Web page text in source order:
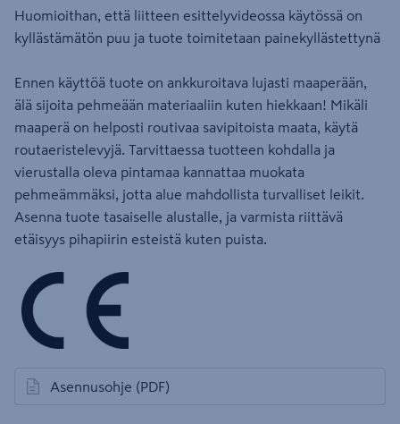
Huomioithan, että liitteen esittelyvideossa käytössä on
kyllästämätön puu ja tuote toimitetaan painekyllästettynä
Ennen käyttöä tuote on ankkuroitava lujasti maaperään,
älä sijoita pehmeään materiaaliin kuten hiekkaan! Mikäli
maaperä on helposti routivaa savipitoista maata, käytä
routaeristelevyjä. Tarvittaessa tuotteen kohdalla ja
vierustalla oleva pintamaa kannattaa muokata
pehmeämmäksi, jotta alue mahdollista turvalliset leikit.
Asenna tuote tasaiselle alustalle, ja varmista riittävä
etäisyys pihapiirin esteistä kuten puista.
Asennusohje (PDF)
avautuu uuteen välilehteen